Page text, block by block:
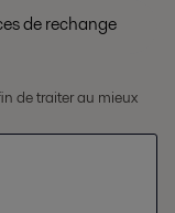
de traiter au mieux